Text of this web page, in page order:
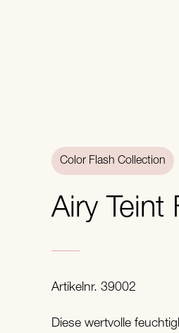
Color Flash Collection
Airy Teint
Artikelnr. 39002
Diese wertvolle